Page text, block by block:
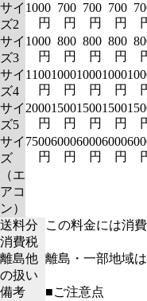
サイ
ズ2
1000
円
700
円
700
円
700
円
サイ
ズ3
1000
円
800
円
800
円
800
円
サイ
ズ4
1100
円
1000
円
1000
円
1000
円
サイ
ズ5
2000
円
1500
円
1500
円
1500
円
サイ
ズ
（エ
アコ
ン）
7500
円
6000
円
6000
円
6000
円
送料分
消費税
この料金には消
離島他
の扱い
離島・一部地域
備考
■ご注意点